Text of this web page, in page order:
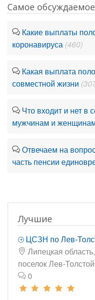
Самое обсуждаемое
Какие выплаты
коронавируса (460)
Какая выплата
совместной жизни
Что входит и нет в
мужчинам и
Отвечаем на
часть пенсии
Лучшие
ЦСЗН по Лев-
Липецкая
поселок Лев-
0